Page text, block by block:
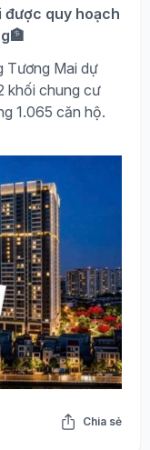
được quy hoạch
Tương Mai dự
khối chung cư
1.065 căn hộ.
Chia sẻ